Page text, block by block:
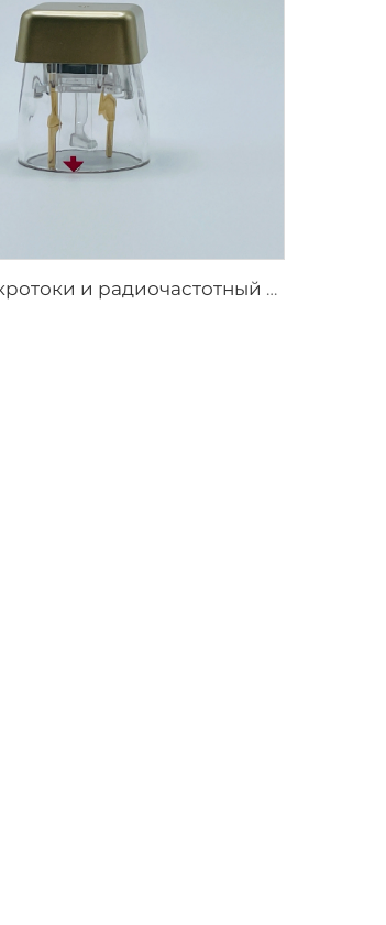
Sylfirm X микротоки и радиочастотный уход за кожей, наконечники Sylfirm X X-25